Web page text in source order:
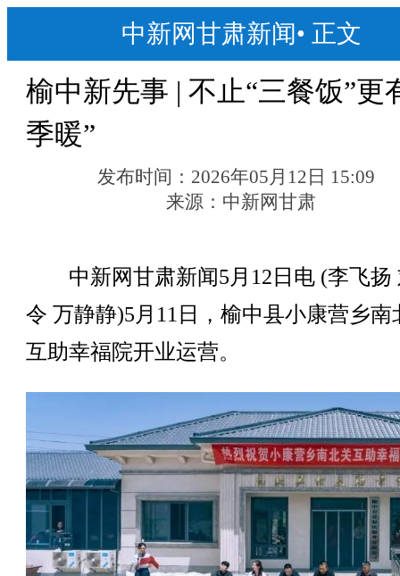
中新网甘肃新闻• 正文
榆中新先事 | 不止“三餐饭”更
季暖”
发布时间： 2026年05月12日 15:09
来源： 中新网甘肃
中新网甘肃新闻5月12日电 (李飞扬
令 万静静)5月11日，榆中县小康营乡南
互助幸福院开业运营。